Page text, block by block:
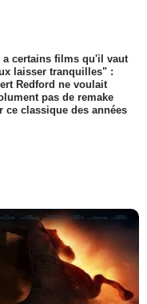
certains films qu'il vaut
laisser tranquilles" :
Redford ne voulait
pas de remake
ce classique des années